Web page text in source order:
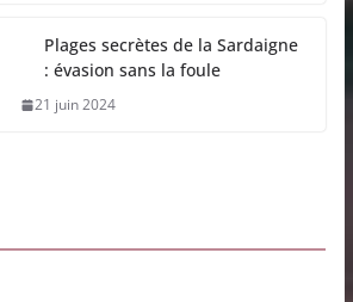
Plages secrètes de la Sardaigne
: évasion sans la foule
21 juin 2024